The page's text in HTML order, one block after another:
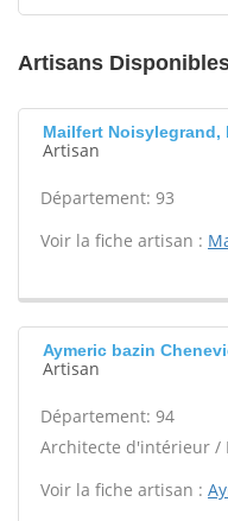
Artisans
Mailfert Noisylegrand,
Artisan
Département: 93
Voir la fiche artisan :
Aymeric bazin
Artisan
Département: 94
Architecte d'intérieur /
Voir la fiche artisan :